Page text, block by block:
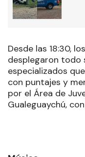
Desde las 18:30,
desplegaron todo
especializados
con puntajes y
por el Área de
Gualeguaychú,